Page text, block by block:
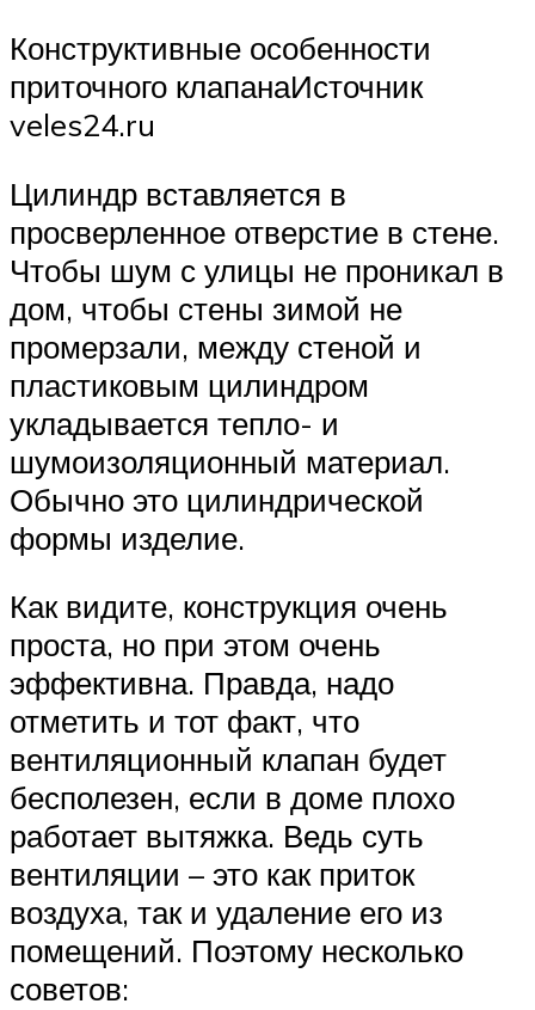
Конструктивные особенности
приточного клапанаИсточник
veles24.ru
Цилиндр вставляется в
просверленное отверстие в стене.
Чтобы шум с улицы не проникал в
дом, чтобы стены зимой не
промерзали, между стеной и
пластиковым цилиндром
укладывается тепло- и
шумоизоляционный материал.
Обычно это цилиндрической
формы изделие.
Как видите, конструкция очень
проста, но при этом очень
эффективна. Правда, надо
отметить и тот факт, что
вентиляционный клапан будет
бесполезен, если в доме плохо
работает вытяжка. Ведь суть
вентиляции – это как приток
воздуха, так и удаление его из
помещений. Поэтому несколько
советов: